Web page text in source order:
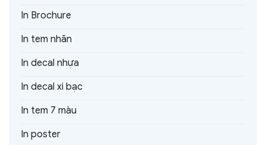
In Brochure
In tem nhãn
In decal nhựa
In decal xi bạc
In tem 7 màu
In poster